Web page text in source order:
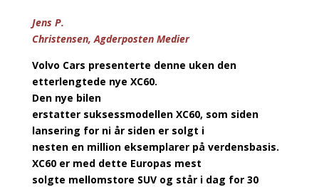
Jens P.
Christensen, Agderposten Medier
Volvo Cars presenterte denne uken den
etterlengtede nye XC60.
Den nye bilen
erstatter suksessmodellen XC60, som siden
lansering for ni år siden er solgt i
nesten en million eksemplarer på verdensbasis.
XC60 er med dette Europas mest
solgte mellomstore SUV og står i dag for 30